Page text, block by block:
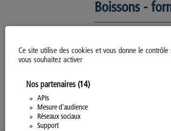
Ce site utilise des cookies et vous donne le contrôle
vous souhaitez activer
Nos partenaires (14)
APIs
Mesure d'audience
Réseaux sociaux
Support
Boissons -